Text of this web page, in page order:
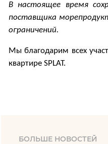
В настоящее время
поставщика
ограничений.
Мы благодарим всех
квартире SPLAT.
БОЛЬШЕ НОВОСТЕЙ